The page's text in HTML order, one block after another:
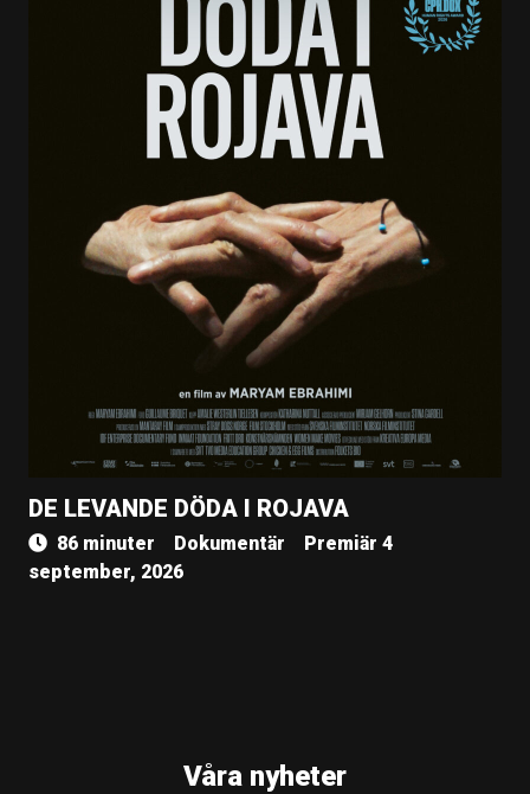
DE LEVANDE DÖDA I ROJAVA
86 minuter Dokumentär
Premiär 4
september, 2026
Våra nyheter